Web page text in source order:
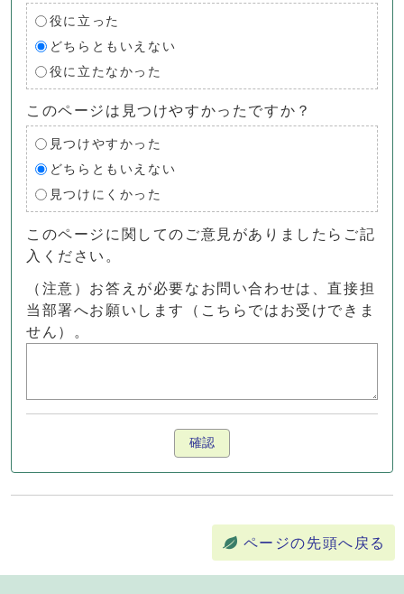
役に立った
どちらともいえない
役に立たなかった
このページは見つけやすかったですか？
見つけやすかった
どちらともいえない
見つけにくかった
このページに関してのご意見がありましたらご記
入ください。
（注意）お答えが必要なお問い合わせは、直接担
当部署へお願いします（こちらではお受けできま
せん）。
確認
ページの先頭へ戻る